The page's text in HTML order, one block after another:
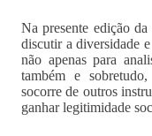
Na presente edição
discutir a diversidade
não apenas para
também e
socorre de outros
ganhar legitimidade